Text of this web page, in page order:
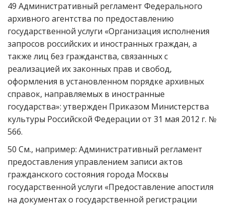
49 Административный регламент Федерального
архивного агентства по предоставлению
государственной услуги «Организация исполнения
запросов российских и иностранных граждан, а
также лиц без гражданства, связанных с
реализацией их законных прав и свобод,
оформления в установленном порядке архивных
справок, направляемых в иностранные
государства»: утвержден Приказом Министерства
культуры Российской Федерации от 31 мая 2012 г. №
566.
50 См., например: Административный регламент
предоставления управлением записи актов
гражданского состояния города Москвы
государственной услуги «Предоставление апостиля
на документах о государственной регистрации